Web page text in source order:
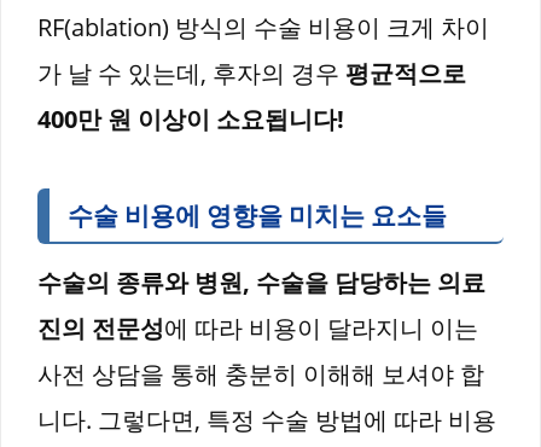
RF(ablation) 방식의 수술 비용이 크게 차이
가 날 수 있는데, 후자의 경우 평균적으로
400만 원 이상이 소요됩니다!
수술 비용에 영향을 미치는 요소들
수술의 종류와 병원, 수술을 담당하는 의료
진의 전문성에 따라 비용이 달라지니 이는
사전 상담을 통해 충분히 이해해 보셔야 합
니다. 그렇다면, 특정 수술 방법에 따라 비용